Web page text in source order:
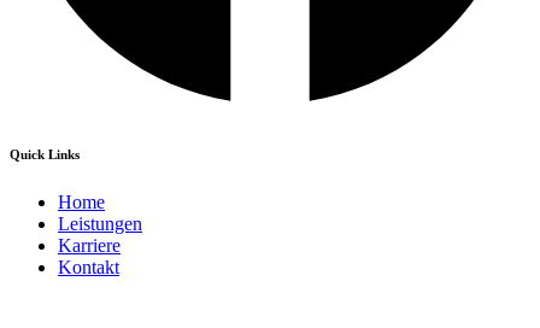
Quick Links
Home
Leistungen
Karriere
Kontakt